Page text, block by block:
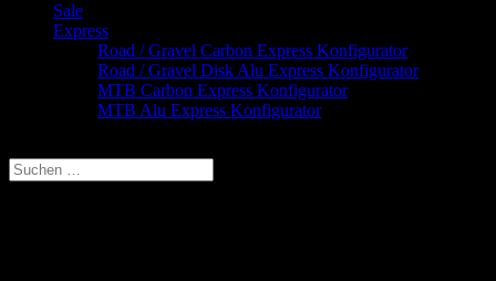
Sale
Express
Road / Gravel Carbon Express Konfigurator
Road / Gravel Disk Alu Express Konfigurator
MTB Carbon Express Konfigurator
MTB Alu Express Konfigurator